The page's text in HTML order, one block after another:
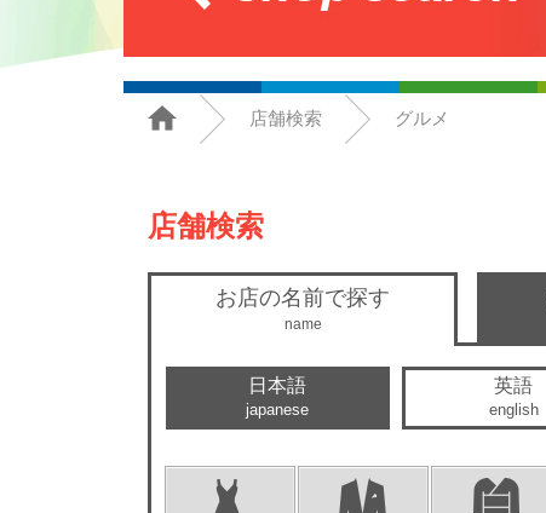
店舗検索 グルメ
店舗検索
お店の名前で探す
name
日本語
japanese
英語
english